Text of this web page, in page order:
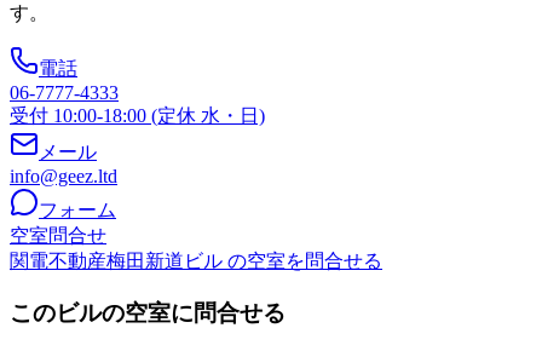
す。
電話
06-7777-4333
受付 10:00-18:00 (定休 水・日)
メール
info@geez.ltd
フォーム
空室問合せ
関電不動産梅田新道ビル の空室を問合せる
このビルの空室に問合せる